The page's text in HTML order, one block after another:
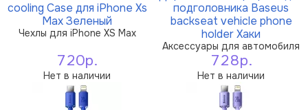
cooling Case для iPhone Xs
Max Зеленый
Чехлы для iPhone XS Max
720р.
Нет в наличии
подголовника Baseus
backseat vehicle phone
holder Хаки
Аксессуары для автомобиля
728р.
Нет в наличии